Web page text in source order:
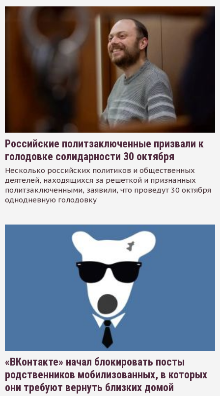
Российские политзаключенные призвали к
голодовке солидарности 30 октября
Несколько российских политиков и общественных
деятелей, находящихся за решеткой и признанных
политзаключенными, заявили, что проведут 30 октября
однодневную голодовку
«ВКонтакте» начал блокировать посты
родственников мобилизованных, в которых
они требуют вернуть близких домой